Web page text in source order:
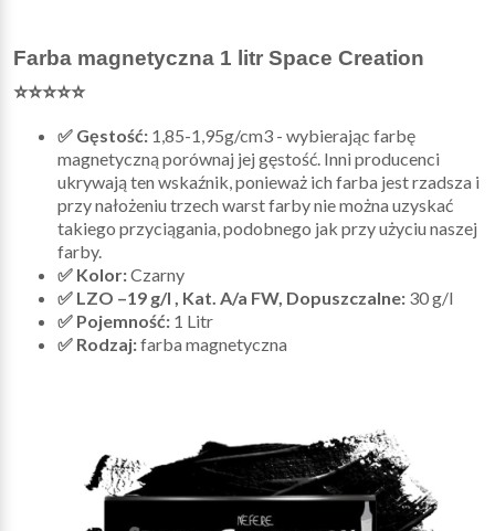
Farba magnetyczna 1 litr Space Creation
⭐⭐⭐⭐⭐
✅ Gęstość: 1,85-1,95g/cm3 - wybierając farbę
magnetyczną porównaj jej gęstość. Inni producenci
ukrywają ten wskaźnik, ponieważ ich farba jest rzadsza i
przy nałożeniu trzech warst farby nie można uzyskać
takiego przyciągania, podobnego jak przy użyciu naszej
farby.
✅ Kolor:Czarny
✅ LZO –19 g/l , Kat. A/a FW, Dopuszczalne: 30 g/l
✅ Pojemność: 1 Litr
✅ Rodzaj:farba magnetyczna